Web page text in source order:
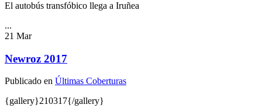
El autobús transfóbico llega a Iruñea
...
21 Mar
Newroz 2017
Publicado en Últimas Coberturas
{gallery}210317{/gallery}